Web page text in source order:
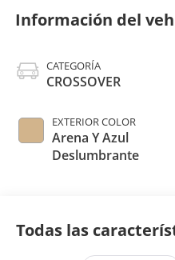
Información del
CATEGORÍA
CROSSOVER
EXTERIOR COLOR
Arena Y Azul
Deslumbrante
Todas las